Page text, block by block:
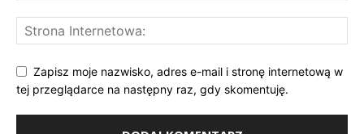
Zapisz moje nazwisko, adres e-mail i stronę internetową w
tej przeglądarce na następny raz, gdy skomentuję.